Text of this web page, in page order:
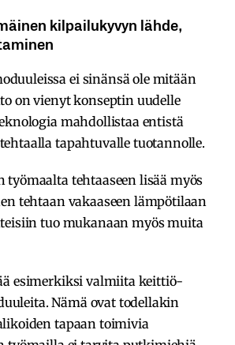
kilpailukyvyn lähde,
ei sinänsä ole mitään
on vienyt konseptin uudelle
mahdollistaa entistä
tapahtuvalle tuotannolle.
tehtaaseen lisää myös
tehtaan vakaaseen lämpötilaan
tuo mukanaan myös muita
esimerkiksi valmiita keittiö-
Nämä ovat todellakin
tapaan toimivia